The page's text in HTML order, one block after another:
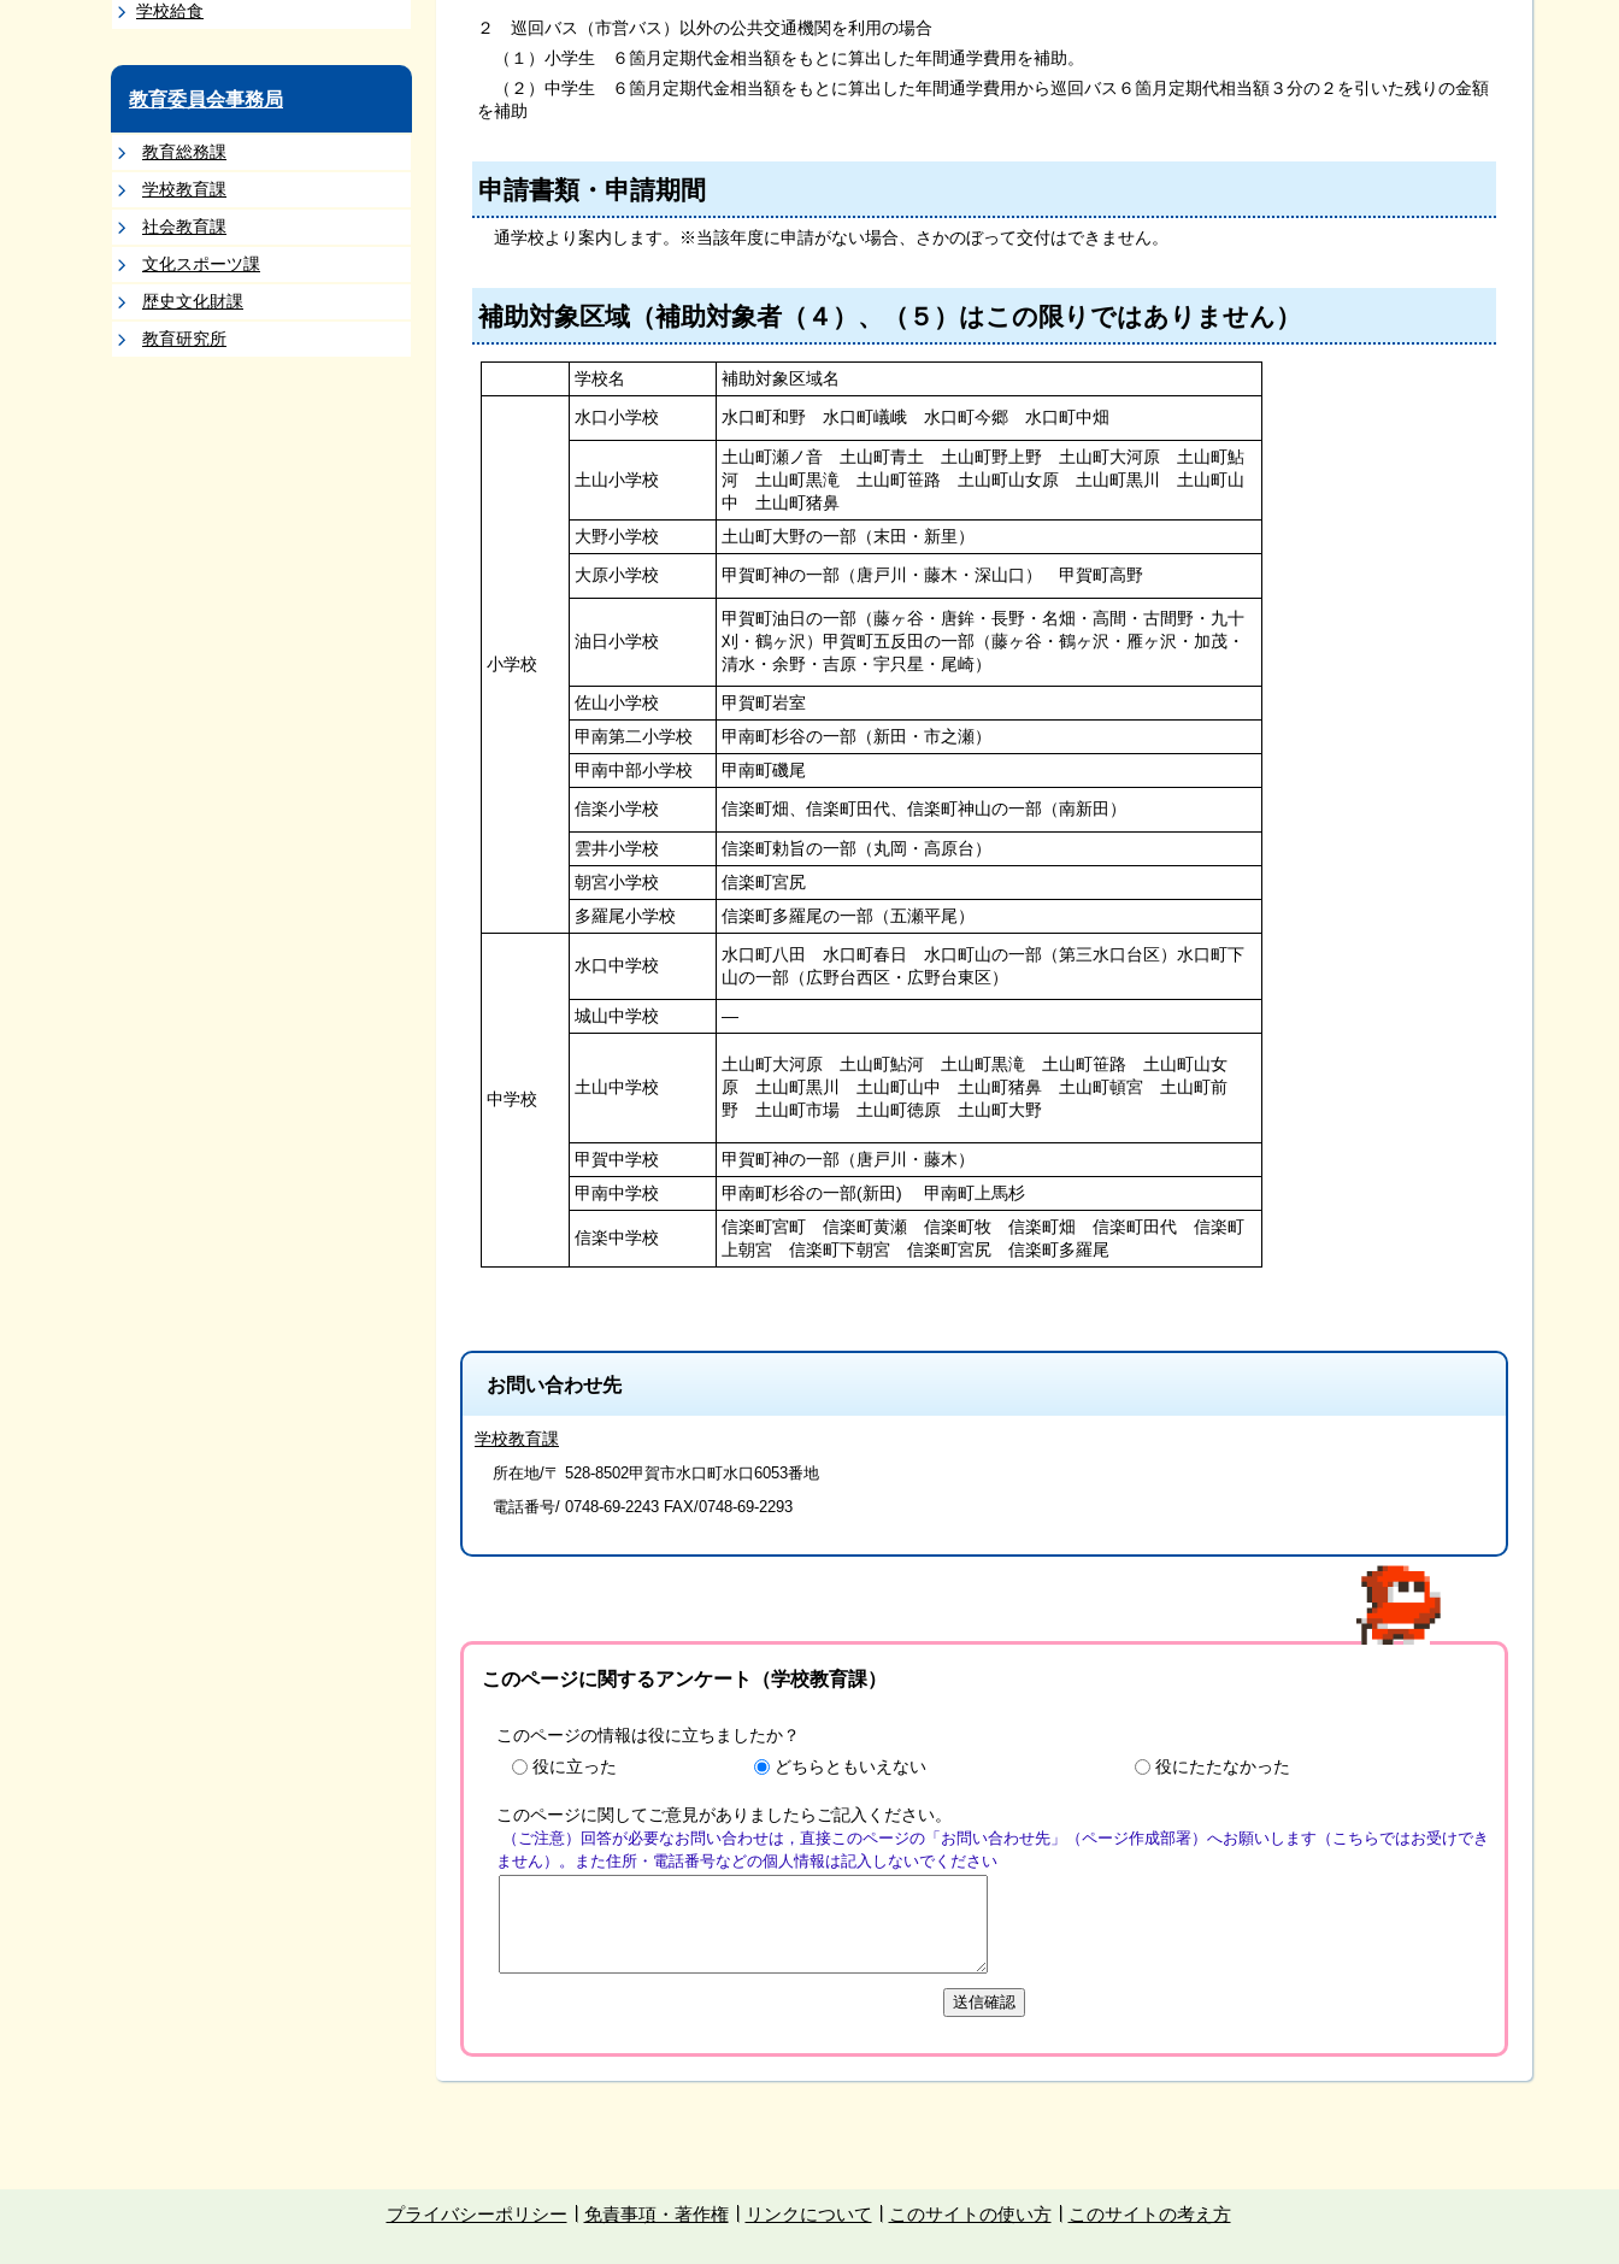
学校給食
教育委員会事務局
教育総務課
学校教育課
社会教育課
文化スポーツ課
歴史文化財課
教育研究所
２ 巡回バス（市営バス）以外の公共交通機関を利用の場合
（１）小学生 ６箇月定期代金相当額をもとに算出した年間通学費用を補助。
（２）中学生 ６箇月定期代金相当額をもとに算出した年間通学費用から巡回バス６箇月定期代相当額３分の２を引いた残りの金額
を補助
申請書類・申請期間
通学校より案内します。※当該年度に申請がない場合、さかのぼって交付はできません。
補助対象区域（補助対象者（４）、（５）はこの限りではありません）
学校名 補助対象区域名
小学校
水口小学校 水口町和野 水口町嶬峨 水口町今郷 水口町中畑
土山小学校
土山町瀬ノ音 土山町青土 土山町野上野 土山町大河原 土山町鮎
河 土山町黒滝 土山町笹路 土山町山女原 土山町黒川 土山町山
中 土山町猪鼻
大野小学校
土山町大野の一部（末田・新里）
大原小学校
甲賀町神の一部（唐戸川・藤木・深山口） 甲賀町高野
油日小学校
甲賀町油日の一部（藤ヶ谷・唐鉾・長野・名畑・高間・古間野・九十
刈・鶴ヶ沢）甲賀町五反田の一部（藤ヶ谷・鶴ヶ沢・雁ヶ沢・加茂・
清水・余野・吉原・宇只星・尾崎）
佐山小学校
甲賀町岩室
甲南第二小学校
甲南町杉谷の一部（新田・市之瀬）
甲南中部小学校
甲南町磯尾
信楽小学校
信楽町畑、信楽町田代、信楽町神山の一部（南新田）
雲井小学校
信楽町勅旨の一部（丸岡・高原台）
朝宮小学校
信楽町宮尻
多羅尾小学校
信楽町多羅尾の一部（五瀬平尾）
中学校
水口中学校
水口町八田 水口町春日 水口町山の一部（第三水口台区）水口町下
山の一部（広野台西区・広野台東区）
城山中学校
―
土山中学校
土山町大河原 土山町鮎河 土山町黒滝 土山町笹路 土山町山女
原 土山町黒川 土山町山中 土山町猪鼻 土山町頓宮 土山町前
野 土山町市場 土山町徳原 土山町大野
甲賀中学校
甲賀町神の一部（唐戸川・藤木）
甲南中学校
甲南町杉谷の一部(新田) 甲南町上馬杉
信楽中学校
信楽町宮町 信楽町黄瀬 信楽町牧 信楽町畑 信楽町田代 信楽町
上朝宮 信楽町下朝宮 信楽町宮尻 信楽町多羅尾
お問い合わせ先
学校教育課
所在地/〒 528-8502甲賀市水口町水口6053番地
電話番号/ 0748-69-2243 FAX/0748-69-2293
このページに関するアンケート（学校教育課）
このページの情報は役に立ちましたか？
役に立った
どちらともいえない 役にたたなかった
このページに関してご意見がありましたらご記入ください。
（ご注意）回答が必要なお問い合わせは，直接このページの「お問い合わせ先」（ページ作成部署）へお願いします（こちらではお受けでき
ません）。また住所・電話番号などの個人情報は記入しないでください
プライバシーポリシー 免責事項・著作権 リンクについて このサイトの使い方 このサイトの考え方